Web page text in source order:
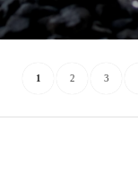
1 2 3